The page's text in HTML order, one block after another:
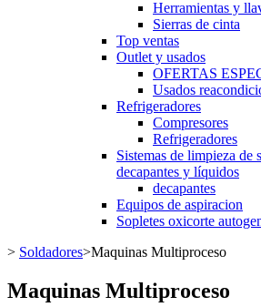
Herramientas y
Sierras de cinta
Top ventas
Outlet y usados
OFERTAS
Usados
Refrigeradores
Compresores
Refrigeradores
Sistemas de limpieza de
decapantes y líquidos
decapantes
Equipos de aspiracion
Sopletes oxicorte
> Soldadores>Maquinas Multiproceso
Maquinas Multiproceso